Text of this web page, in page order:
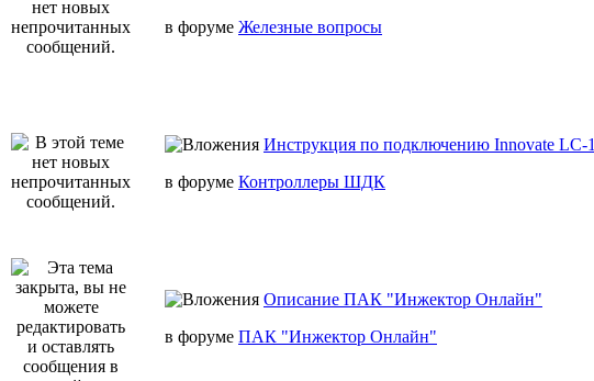
в форуме Железные вопросы
Инструкция по подключению Innovate LC-1
в форуме Контроллеры ШДК
Описание ПАК "Инжектор Онлайн"
в форуме ПАК "Инжектор Онлайн"